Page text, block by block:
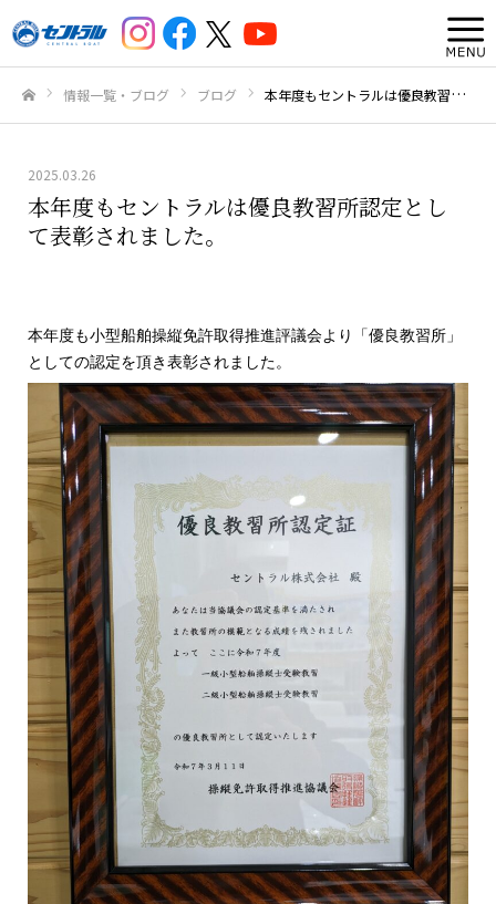
情報一覧・ブログ ブログ 本年度もセントラルは優良教習所認定として表彰されました。
2025.03.26
本年度もセントラルは優良教習所認定とし
て表彰されました。
本年度も小型船舶操縦免許取得推進評議会より「優良教習所」
としての認定を頂き表彰されました。